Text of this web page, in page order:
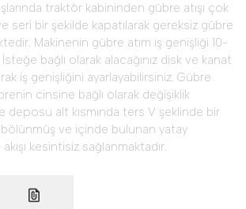
traktör kabininden gübre atışı çok
seri bir şekilde kapatılarak gereksiz gübre
Makinenin gübre atım iş genişliği 10-
İsteğe bağlı olarak alacağınız disk ve kanat
iş genişliğini ayarlayabilirsiniz. Gübre
cinsine bağlı olarak değişiklik
deposu alt kısmında ters V şeklinde bir
bölünmüş ve içinde bulunan yatay
akışı kesintisiz sağlanmaktadır.